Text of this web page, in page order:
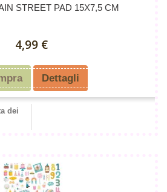
STREET PAD 15X7,5 CM
4,99 €
Dettagli
dei